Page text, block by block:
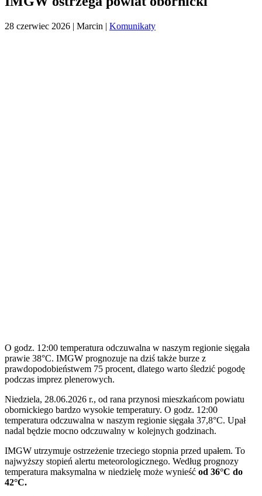
28 czerwiec 2026 | Marcin | Komunikaty
O godz. 12:00 temperatura odczuwalna w naszym regionie sięgała
prawie 38°C. IMGW prognozuje na dziś także burze z
prawdopodobieństwem 75 procent, dlatego warto śledzić pogodę
podczas imprez plenerowych.
Niedziela, 28.06.2026 r., od rana przynosi mieszkańcom powiatu
obornickiego bardzo wysokie temperatury. O godz. 12:00
temperatura odczuwalna w naszym regionie sięgała 37,8°C. Upał
nadal będzie mocno odczuwalny w kolejnych godzinach.
IMGW utrzymuje ostrzeżenie trzeciego stopnia przed upałem. To
najwyższy stopień alertu meteorologicznego. Według prognozy
temperatura maksymalna w niedzielę może wynieść od 36°C do
42°C.